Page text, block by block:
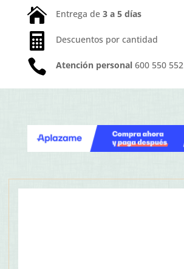
 Entrega de 3 a 5 días
 Descuentos por cantidad
 Atención personal600 550 552